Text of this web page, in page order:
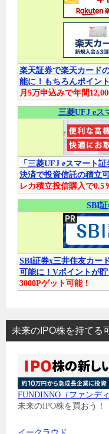
楽天証券で楽天カード
能に！もちろんポイン
月5万申込みで年間
三菱UFJ eス
「三菱UFJ eスマート
決済で投資信託の積立
レカ積立投信購入で0.5
SBI
SBI証券x三井住友カー
可能に！Vポイントが貯
3000Pゲット可能！
未来のIPO株を持てる
FUNDINNO（ファンディ
未来のIPO株を買おう！